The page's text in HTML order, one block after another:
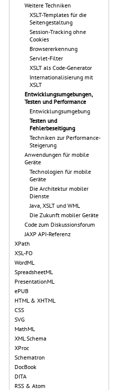
Weitere Techniken
XSLT-Templates für die
Seitengestaltung
Session-Tracking ohne
Cookies
Browsererkennung
Servlet-Filter
XSLT als Code-Generator
Internationalisierung mit
XSLT
Entwicklungsumgebungen,
Testen und Performance
Entwicklungsumgebung
Testen und
Fehlerbeseitigung
Techniken zur Performance-
Steigerung
Anwendungen für mobile
Geräte
Technologien für mobile
Geräte
Die Architektur mobiler
Dienste
Java, XSLT und WML
Die Zukunft mobiler Geräte
Code zum Diskussionsforum
JAXP API-Referenz
XPath
XSL-FO
WordML
SpreadsheetML
PresentationML
ePUB
HTML & XHTML
CSS
SVG
MathML
XML Schema
XProc
Schematron
DocBook
DITA
RSS & Atom